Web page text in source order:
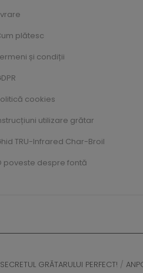
plătesc
și condiții
cookies
utilizare grătar
TRU-Infrared Char-Broil
poveste despre fontă
GRĂTARULUI PERFECT! /